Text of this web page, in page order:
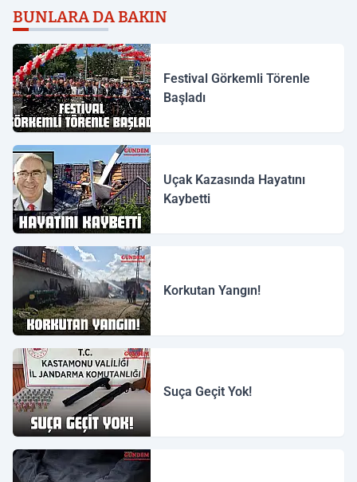
BUNLARA DA BAKIN
Festival Görkemli Törenle
Başladı
Uçak Kazasında Hayatını
Kaybetti
Korkutan Yangın!
Suça Geçit Yok!